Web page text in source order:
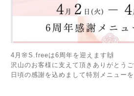
4月🌸S.freeは6周年を迎えます🙌
沢山のお客様に支えて頂きありがとう
日頃の感謝を込めまして特別メニュー